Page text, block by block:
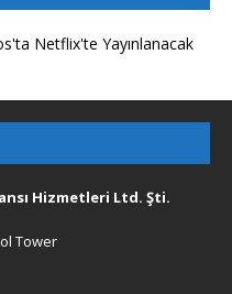
Netflix'te Yayınlanacak
Hizmetleri Ltd. Şti.
Tower